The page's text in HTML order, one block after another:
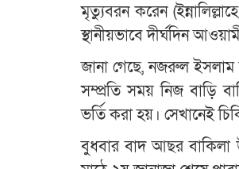
মৃত্যুবরন করেন
স্থানীয়ভাবে দীর্ঘদিন
জানা গেছে, নজরুল ইসলাম
সম্প্রতি সময় নিজ বাড়ি
ভর্তি করা হয়। সেখানেই
বুধবার বাদ আছর বাকিলা